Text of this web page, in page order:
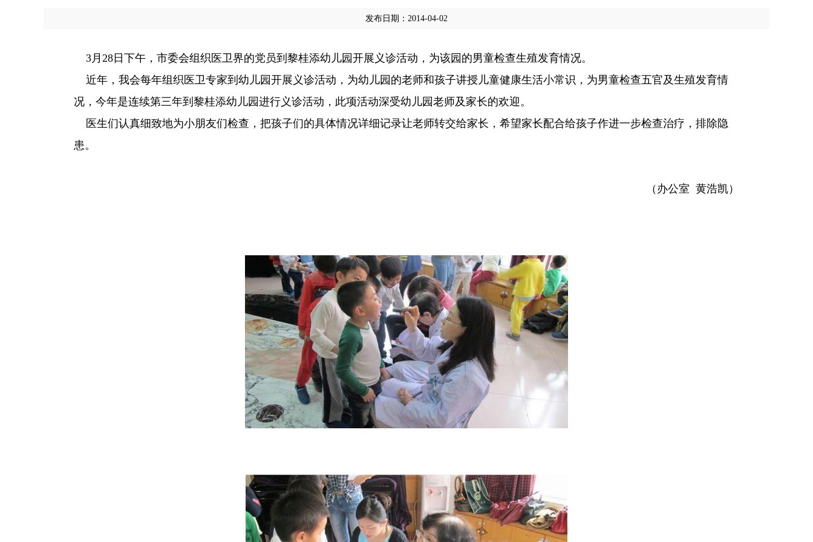
发布日期：2014-04-02
3月28日下午，市委会组织医卫界的党员到黎桂添幼儿园开展义诊活动，为该园的男童检查生殖发育情况。
近年，我会每年组织医卫专家到幼儿园开展义诊活动，为幼儿园的老师和孩子讲授儿童健康生活小常识，为男童检查五官及生殖发育情
况，今年是连续第三年到黎桂添幼儿园进行义诊活动，此项活动深受幼儿园老师及家长的欢迎。
医生们认真细致地为小朋友们检查，把孩子们的具体情况详细记录让老师转交给家长，希望家长配合给孩子作进一步检查治疗，排除隐
患。
（办公室 黄浩凯）